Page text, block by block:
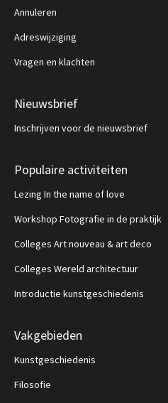
Annuleren
Adreswijziging
Vragen en klachten
Nieuwsbrief
Inschrijven voor de nieuwsbrief
Populaire activiteiten
Lezing In the name of love
Workshop Fotografie in de praktijk
Colleges Art nouveau & art deco
Colleges Wereld architectuur
Introductie kunstgeschiedenis
Vakgebieden
Kunstgeschiedenis
Filosofie